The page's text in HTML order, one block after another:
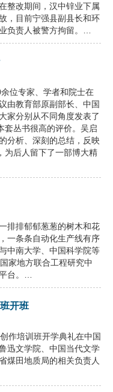
整改期间，汉中锌业下属
，目前宁强县副县长和环
负责人被警方拘留。…
位专家、学者和院士在
由教育部原副部长、中国
家分别从不同角度发表了
套丛书很高的评价。吴启
分析、深刻的总结，反映
为后人留下了一部博大精
排郁郁葱葱的树木和花
一条条自动化生产线有序
中南大学、中国科学院等
家地方联合工程研究中
台。…
开班
培训班开学典礼在中国
迅文学院、中国当代文学
煤田地质局的相关负责人